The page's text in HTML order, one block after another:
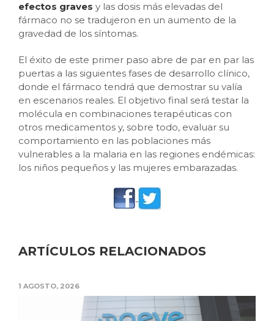
efectos graves y las dosis más elevadas del
fármaco no se tradujeron en un aumento de la
gravedad de los síntomas.
El éxito de este primer paso abre de par en par las
puertas a las siguientes fases de desarrollo clínico,
donde el fármaco tendrá que demostrar su valía
en escenarios reales. El objetivo final será testar la
molécula en combinaciones terapéuticas con
otros medicamentos y, sobre todo, evaluar su
comportamiento en las poblaciones más
vulnerables a la malaria en las regiones endémicas:
los niños pequeños y las mujeres embarazadas.
ARTÍCULOS RELACIONADOS
1 AGOSTO, 2026